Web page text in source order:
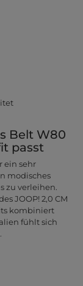
Belt W80
passt
ein sehr
modisches
zu verleihen.
JOOP! 2,0 CM
kombiniert
fühlt sich